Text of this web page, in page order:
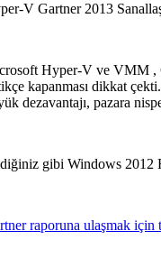
V Gartner 2013
Hyper-V ve VMM ,
kapanması dikkat
dezavantajı, pazara
gibi Windows 2012
raporuna ulaşmak için